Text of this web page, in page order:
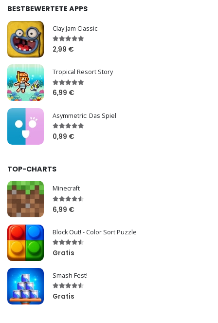
BESTBEWERTETE APPS
Clay Jam Classic
2,99 €
Tropical Resort Story
6,99 €
Asymmetric: Das Spiel
0,99 €
TOP-CHARTS
Minecraft
6,99 €
Block Out! - Color Sort Puzzle
Gratis
Smash Fest!
Gratis